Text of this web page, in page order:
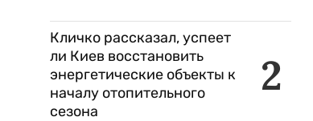
2
Кличко рассказал, успеет
ли Киев восстановить
энергетические объекты к
началу отопительного
сезона